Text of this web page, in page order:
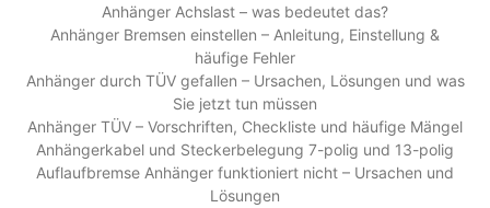
Anhänger Achslast – was bedeutet das?
Anhänger Bremsen einstellen – Anleitung, Einstellung &
häufige Fehler
Anhänger durch TÜV gefallen – Ursachen, Lösungen und was
Sie jetzt tun müssen
Anhänger TÜV – Vorschriften, Checkliste und häufige Mängel
Anhängerkabel und Steckerbelegung 7-polig und 13-polig
Auflaufbremse Anhänger funktioniert nicht – Ursachen und
Lösungen